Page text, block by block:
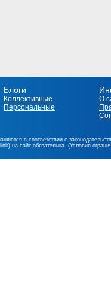
Блоги
Коллективные
Персональные
О
в соответствии с
на сайт обязательна. (Условия